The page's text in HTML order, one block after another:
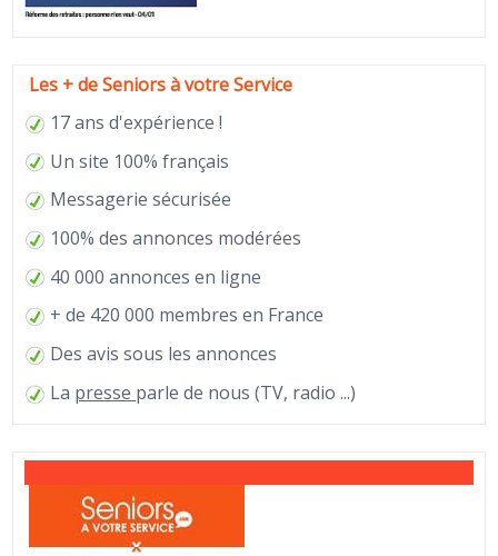
Les + de Seniors à votre Service
17 ans d'expérience !
Un site 100% français
Messagerie sécurisée
100% des annonces modérées
40 000 annonces en ligne
+ de 420 000 membres en France
Des avis sous les annonces
La presse parle de nous (TV, radio ...)